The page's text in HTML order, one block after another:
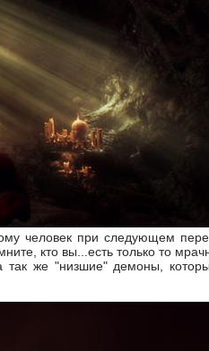
человек при следующем
кто вы...есть только то
же "низшие" демоны,